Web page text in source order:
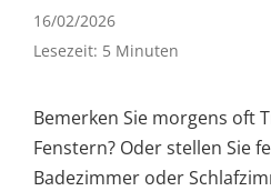
16/02/2026
Lesezeit: 5 Minuten
Bemerken Sie morgens oft
Fenstern? Oder stellen Sie
Badezimmer oder